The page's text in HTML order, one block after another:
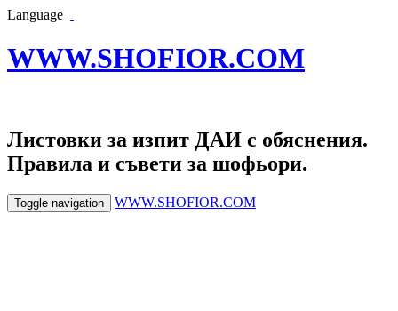
Language
WWW.SHOFIOR.COM
Листовки за изпит ДАИ с обяснения.
Правила и съвети за шофьори.
Toggle navigation WWW.SHOFIOR.COM